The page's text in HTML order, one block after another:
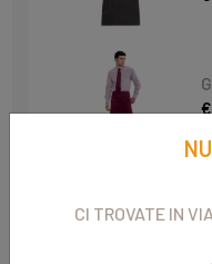
CI TROVATE IN